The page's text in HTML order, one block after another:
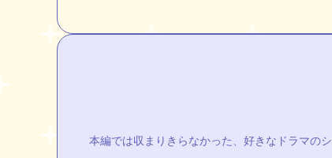
本編では収まりきらなかった、好きなドラマの